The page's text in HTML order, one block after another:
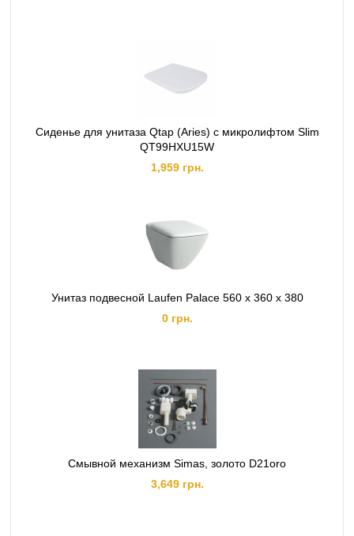
Сиденье для унитаза Qtap (Aries) с микролифтом Slim
QT99HXU15W
1,959 грн.
Унитаз подвесной Laufen Palace 560 x 360 x 380
0 грн.
Смывной механизм Simas, золото D21oro
3,649 грн.